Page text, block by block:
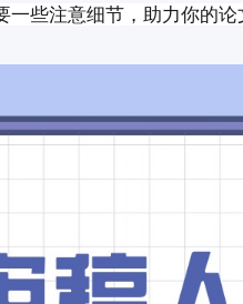
一些注意细节，助力你的论